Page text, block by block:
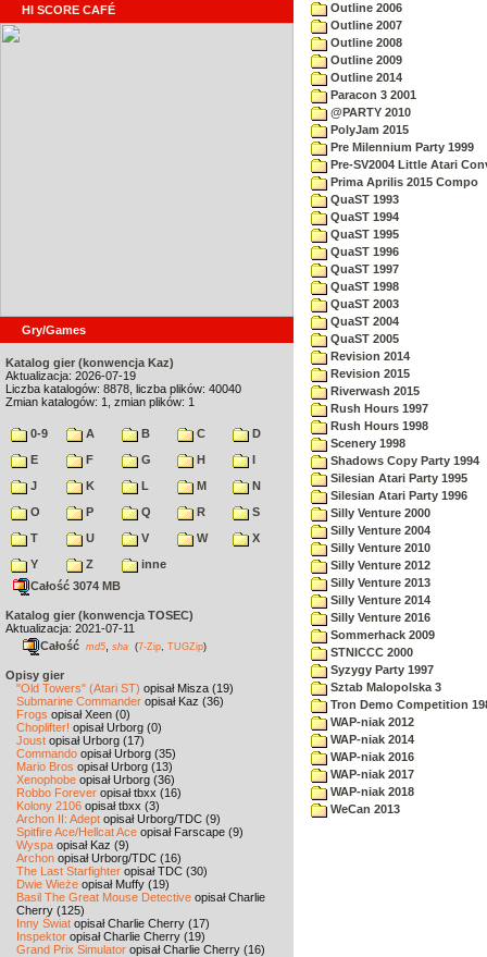
HI SCORE CAFÉ
Gry/Games
Katalog gier (konwencja Kaz)
Aktualizacja: 2026-07-19
Liczba katalogów: 8878, liczba plików: 40040
Zmian katalogów: 1, zmian plików: 1
0-9 A B C
D
E
F G H
I
J
K L M
N
O
P Q R
S
T
U V W
X
Y
Z
inne
Całość 3074 MB
Katalog gier (konwencja TOSEC)
Aktualizacja: 2021-07-11
Całość md5 sha (7-Zip TUGZip)
Opisy gier
"Old Towers" (Atari ST) opisał Misza (19)
Submarine Commander opisał Kaz (36)
Frogs opisał Xeen (0)
Choplifter! opisał Urborg (0)
Joust opisał Urborg (17)
Commando opisał Urborg (35)
Mario Bros opisał Urborg (13)
Xenophobe opisał Urborg (36)
Robbo Forever opisał tbxx (16)
Kolony 2106 opisał tbxx (3)
Archon II: Adept opisał Urborg/TDC (9)
Spitfire Ace/Hellcat Ace opisał Farscape (9)
Wyspa opisał Kaz (9)
Archon opisał Urborg/TDC (16)
The Last Starfighter opisał TDC (30)
Dwie Wieże opisał Muffy (19)
Basil The Great Mouse Detective opisał Charlie
Cherry (125)
Inny Świat opisał Charlie Cherry (17)
Inspektor opisał Charlie Cherry (19)
Grand Prix Simulator opisał Charlie Cherry (16)
Outline 2006
Outline 2007
Outline 2008
Outline 2009
Outline 2014
Paracon 3 2001
@PARTY 2010
PolyJam 2015
Pre Milennium Party 1999
Pre-SV2004 Little Atari
Prima Aprilis 2015 Compo
QuaST 1993
QuaST 1994
QuaST 1995
QuaST 1996
QuaST 1997
QuaST 1998
QuaST 2003
QuaST 2004
QuaST 2005
Revision 2014
Revision 2015
Riverwash 2015
Rush Hours 1997
Rush Hours 1998
Scenery 1998
Shadows Copy Party 1994
Silesian Atari Party 1995
Silesian Atari Party 1996
Silly Venture 2000
Silly Venture 2004
Silly Venture 2010
Silly Venture 2012
Silly Venture 2013
Silly Venture 2014
Silly Venture 2016
Sommerhack 2009
STNICCC 2000
Syzygy Party 1997
Sztab Malopolska 3
Tron Demo Competition
WAP-niak 2012
WAP-niak 2014
WAP-niak 2016
WAP-niak 2017
WAP-niak 2018
WeCan 2013